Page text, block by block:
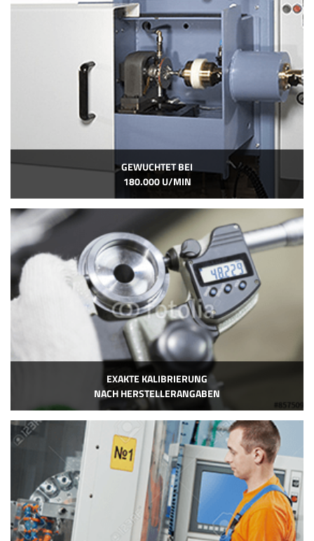
GEWUCHTET BEI
180.000 U/MIN
EXAKTE KALIBRIERUNG
NACH HERSTELLERANGABEN